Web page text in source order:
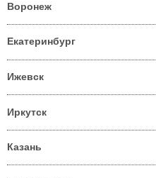
Воронеж
Екатеринбург
Ижевск
Иркутск
Казань